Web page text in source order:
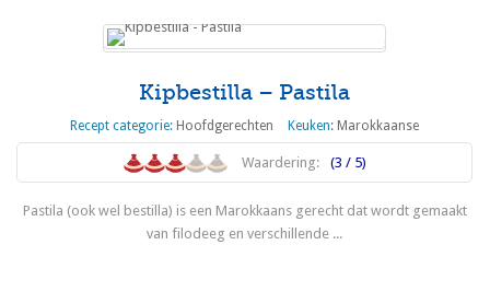
Kipbestilla – Pastila
Recept categorie: Hoofdgerechten Keuken: Marokkaanse
Waardering: (3 / 5)
Pastila (ook wel bestilla) is een Marokkaans gerecht dat wordt gemaakt
van filodeeg en verschillende ...